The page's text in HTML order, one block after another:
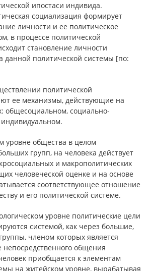
ипостаси индивида.
социализация формирует
личности и ее политическое
в процессе политической
становление личности
данной политической системы [по:
политической
ее механизмы, действующие на
общесоциальном, социально-
уровне общества в целом
групп, на человека действует
и макрополитических
человеческой оценке и на основе
соответствующее отношение
и его политической системе.
уровне политические цели
системой, как через большие,
членом которых является
непосредственного общения
приобщается к элементам
на житейском уровне, вырабатывая